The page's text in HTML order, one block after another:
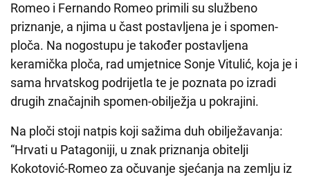
Romeo i Fernando Romeo primili su službeno
priznanje, a njima u čast postavljena je i spomen-
ploča. Na nogostupu je također postavljena
keramička ploča, rad umjetnice Sonje Vitulić, koja je i
sama hrvatskog podrijetla te je poznata po izradi
drugih značajnih spomen-obilježja u pokrajini.
Na ploči stoji natpis koji sažima duh obilježavanja:
“Hrvati u Patagoniji, u znak priznanja obitelji
Kokotović-Romeo za očuvanje sjećanja na zemlju iz